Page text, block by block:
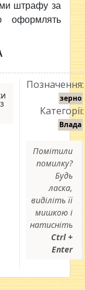
штрафу за
оформлять
Позначення:
зерно
Категорії:
Влада
Помітили
помилку?
Будь
ласка,
виділіть її
мишкою і
натисніть
Ctrl +
Enter